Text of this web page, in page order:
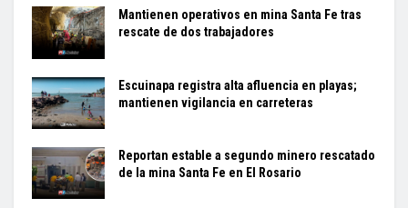
Mantienen operativos en mina Santa Fe tras
rescate de dos trabajadores
Escuinapa registra alta afluencia en playas;
mantienen vigilancia en carreteras
Reportan estable a segundo minero rescatado
de la mina Santa Fe en El Rosario